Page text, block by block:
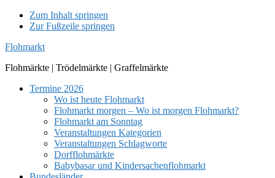
Zum Inhalt springen
Zur Fußzeile springen
Flohmarkt
Flohmärkte | Trödelmärkte | Graffelmärkte
Termine 2026
Wo ist heute Flohmarkt
Flohmarkt morgen – Wo ist morgen Flohmarkt?
Flohmarkt am Sonntag
Veranstaltungen Kategorien
Veranstaltungen Schlagworte
Dorfflohmärkte
Babybasar und Kindersachenflohmarkt